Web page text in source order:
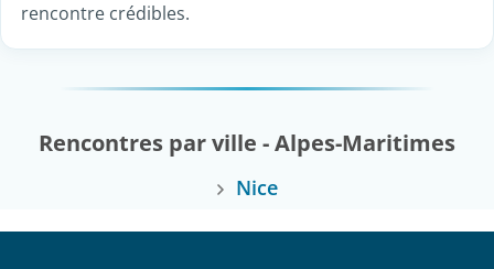
rencontre crédibles.
Rencontres par ville - Alpes-Maritimes
Nice